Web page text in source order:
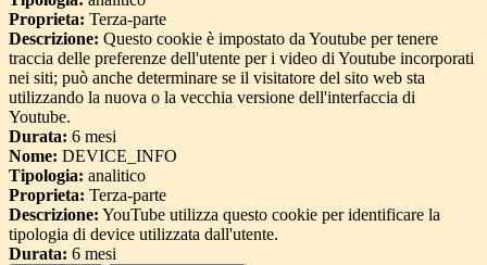
Proprieta: Terza-parte
Descrizione: Questo cookie è impostato da Youtube per tenere
traccia delle preferenze dell'utente per i video di Youtube incorporati
nei siti; può anche determinare se il visitatore del sito web sta
utilizzando la nuova o la vecchia versione dell'interfaccia di
Youtube.
Durata: 6 mesi
Nome: DEVICE_INFO
Tipologia: analitico
Proprieta: Terza-parte
Descrizione: YouTube utilizza questo cookie per identificare la
tipologia di device utilizzata dall'utente.
Durata: 6 mesi